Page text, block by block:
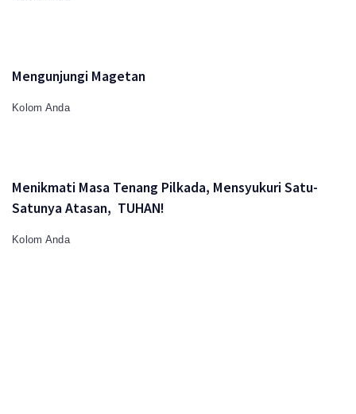
Mengunjungi Magetan
Kolom Anda
Menikmati Masa Tenang Pilkada, Mensyukuri Satu-
Satunya Atasan, TUHAN!
Kolom Anda